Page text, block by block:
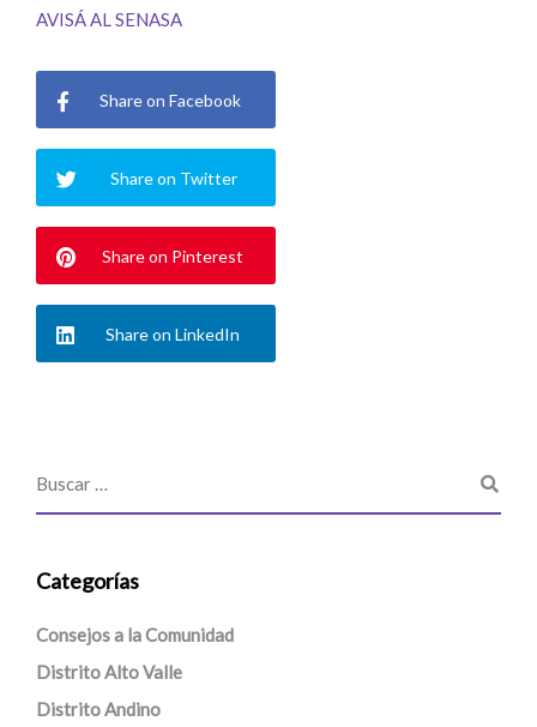
AVISÁ AL SENASA
Share on Facebook
Share on Twitter
Share on Pinterest
Share on LinkedIn
Categorías
Consejos a la Comunidad
Distrito Alto Valle
Distrito Andino